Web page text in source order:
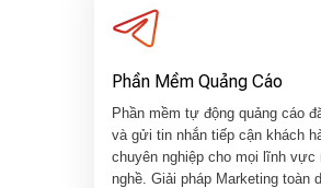
Phần Mềm Quảng Cáo
Phần mềm tự động quảng cáo
và gửi tin nhắn tiếp cận khách
chuyên nghiệp cho mọi lĩnh vực
nghề. Giải pháp Marketing toàn